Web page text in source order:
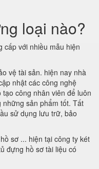
loại nào?
cấp với nhiều mẫu hiện
vệ tài sản. hiện nay nhà
nhật các công nghệ
công nhân viên để luôn
sản phẩm tốt. Tất
sử dụng lưu trữ, bảo
sơ ... hiện tại công ty két
đựng hồ sơ tài liệu có